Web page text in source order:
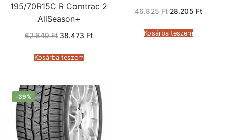
195/70R15C R Comtrac 2
AllSeason+
62.649Ft Original
62.649 Ft.
38.473 FtCurrent
Kosárba teszem
46.825Ft Original
46.825 Ft.
28.205 FtCurrent
Kosárba teszem
-39%